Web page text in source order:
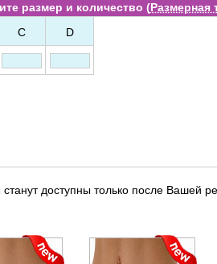
размер и количество (Размерная
C D
доступны только после Вашей